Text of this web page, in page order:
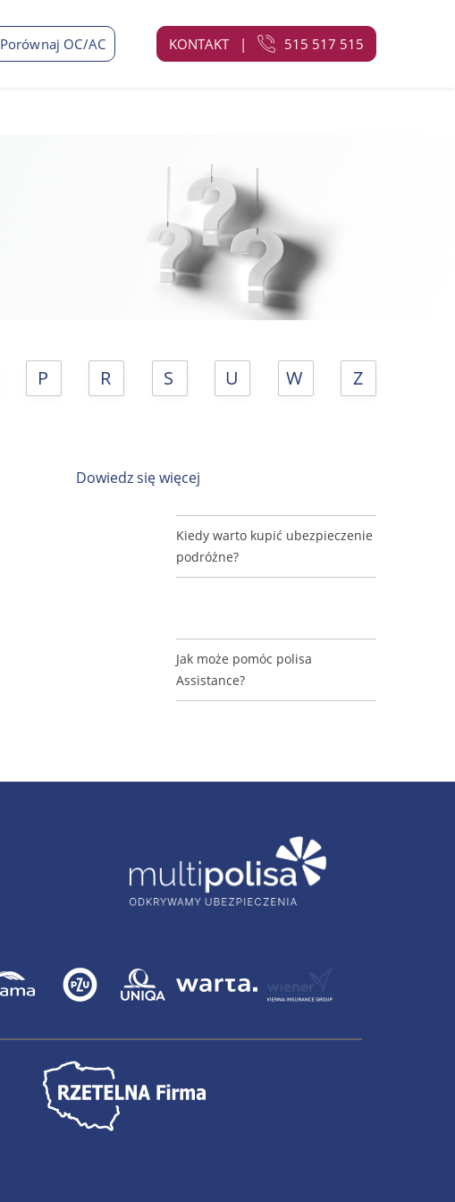
Porównaj OC/AC KONTAKT | 515 517 515
P R S U W Z
Dowiedz się więcej
Kiedy warto kupić ubezpieczenie
podróżne?
Jak może pomóc polisa
Assistance?